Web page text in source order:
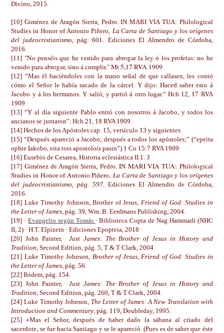
Divino, 2015.
[10] Giménez de Aragón Sierra, Pedro.IN MARI VIA TUA: Philological
Studies in Honor of Antonio Piñero,
La Carta de Santiago y los orígenes
del judeocristianismo,pág. 601
. Ediciones El Almendro de Córdoba,
2016.
[11] "No penséis que he venido para abrogar la ley ó los profetas: no he
venido para abrogar, sino á cumplir." Mt 5,17 RVA 1909
[12] “Mas él haciéndoles con la mano señal de que callasen, les contó
cómo el Señor le había sacado de la cárcel. Y dijo: Haced saber esto á
Jacobo y á los hermanos. Y salió, y partió á otro lugar.” Hch 12, 17 RVA
1909
[13] “Y al día siguiente Pablo entró con nosotros á Jacobo, y todos los
ancianos se juntaron”. Hch 21, 18 RVA 1909
[14] Hechos de los Apóstoles cap. 15, versículo 13 y siguientes.
[15] “Después apareció a Jacobo; después a todos los apóstoles;” (“epeita
ophte Iakobo, eita tois apostolois pasin”) 1 Co 15:7 RVA 1909
[16] Eusebio de Cesarea, Historia eclesiástica II.1. 3
[17] Giménez de Aragón Sierra, Pedro. IN MARI VIA TUA: Philological
Studies in Honor of Antonio Piñero, La Carta de Santiago y los orígenes
del judeocristianismo, pág. 597 . Ediciones El Almendro de Córdoba,
2016.
[18] Luke Timothy Johnson, Brother of Jesus, Friend of God: Studies in
the Letter of James, pág. 39, Wm. B. Eerdmans Publishing, 2004.
[19] ·Evangelio según Tomás · Biblioteca Copta de Nag Hammadi (NHC
II, 2) · H.T. Elpizein · Ediciones Epopteia, 2018 ·
[20] John Painter, Just James: The Brother of Jesus in History and
Tradition , Second Edition, pág. 5, T & T Clark, 2004.
[21] Luke Timothy Johnson, Brother of Jesus, Friend of God: Studies in
the Letter of James , pág. 56.
[22] Ibidem, pág. 154.
[23] John Painter, Just James: The Brother of Jesus in History and
Tradition , Second Edition, pág. 260, T & T Clark, 2004.
[24] Luke Timothy Johnson, The Letter of James: A New Translation with
Introduction and Commentary , pág. 119, Doubleday, 1995.
[25] «Mas el Señor, después de haber dado la sábana al criado del
sacerdote, se fue hacia Santiago y se le apareció. (Pues es de saber que éste